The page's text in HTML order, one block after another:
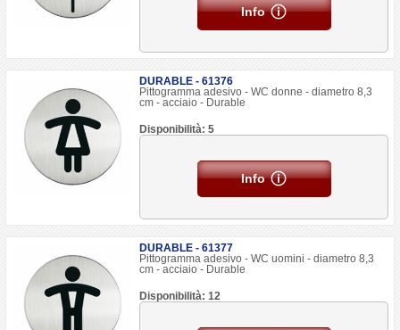
Info
DURABLE - 61376
Pittogramma adesivo - WC donne - diametro 8,3
cm - acciaio - Durable
Disponibilità: 5
Info
DURABLE - 61377
Pittogramma adesivo - WC uomini - diametro 8,3
cm - acciaio - Durable
Disponibilità: 12